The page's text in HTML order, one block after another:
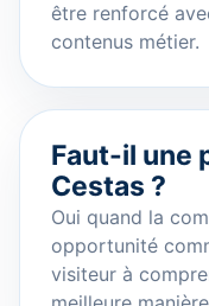
être renforcé
contenus métier.
Faut-il une
Cestas ?
Oui quand la
opportunité
visiteur à